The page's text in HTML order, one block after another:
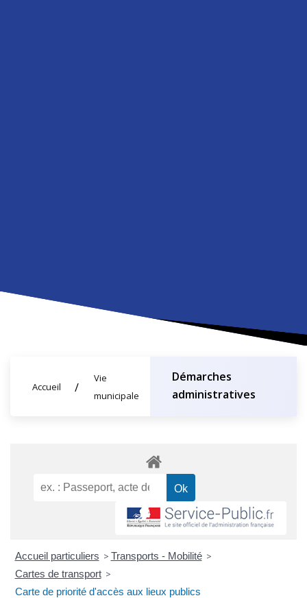
Accueil
Vie
municipale
Démarches
administratives
Accueil particuliers > Transports - Mobilité >
Cartes de transport >
Carte de priorité d'accès aux lieux publics